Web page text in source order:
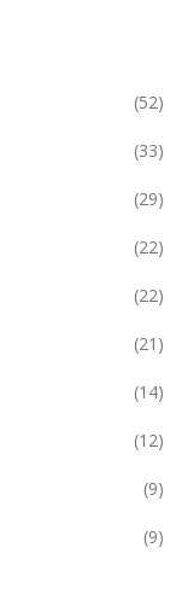
(52)
(33)
(29)
(22)
(22)
(21)
(14)
(12)
(9)
(9)